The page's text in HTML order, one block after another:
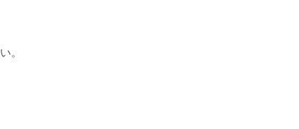
。